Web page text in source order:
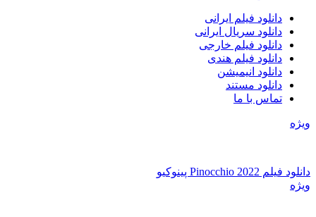
دانلود فیلم ایرانی
دانلود سریال ایرانی
دانلود فیلم خارجی
دانلود فیلم هندی
دانلود انیمیشن
دانلود مستند
تماس با ما
ویژه
دانلود فیلم Pinocchio 2022 پینوکیو
ویژه